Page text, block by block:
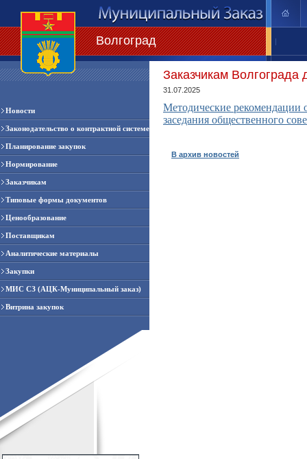
Волгоград |
Новости
Законодательство о контрактной системе
Планирование закупок
Нормирование
Заказчикам
Типовые формы документов
Ценообразование
Поставщикам
Аналитические материалы
Закупки
МИС СЗ (АЦК-Муниципальный заказ)
Витрина закупок
Заказчикам Волгограда
31.07.2025
Методические рекомендации
заседания общественного
В архив новостей